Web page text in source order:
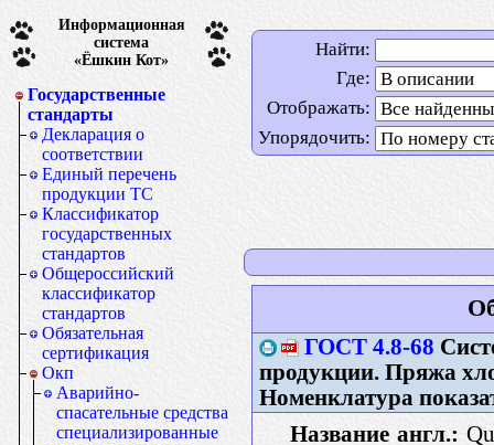
Информационная
система
«Ёшкин Кот»
Государственные
стандарты
Декларация о
соответствии
Единый перечень
продукции ТС
Классификатор
государственных
стандартов
Общероссийский
классификатор
стандартов
Обязательная
сертификация
Окп
Аварийно-
спасательные средства
специализированные
Найти:
Где:
Отображать:
Упорядочить:
ГОСТ 4.8-68
продукции. Пряжа
Номенклатура
Название англ.: